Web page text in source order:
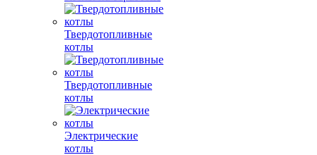
Твердотопливные
котлы
Твердотопливные
котлы
Электрические
котлы